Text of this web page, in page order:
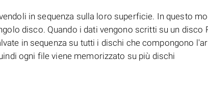
in sequenza sulla loro superficie. In questo
disco. Quando i dati vengono scritti su un disco
in sequenza su tutti i dischi che compongono
ogni file viene memorizzato su più dischi